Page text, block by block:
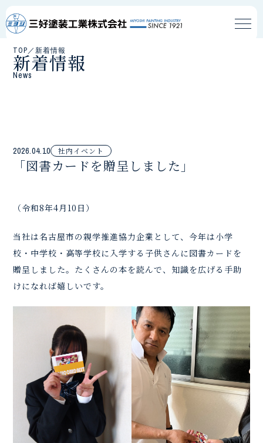
TOP／新着情報
新着情報
News
2026.04.10 社内イベント
「図書カードを贈呈しました」
（令和8年4月10日）
当社は名古屋市の親学推進協力企業として、今年は小学
校・中学校・高等学校に入学する子供さんに図書カードを
贈呈しました。たくさんの本を読んで、知識を広げる手助
けになれば嬉しいです。